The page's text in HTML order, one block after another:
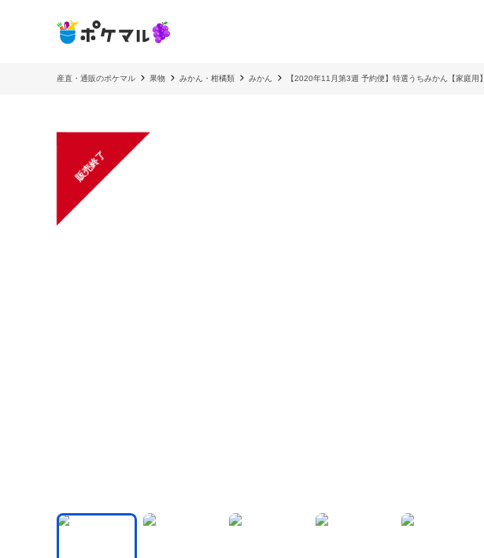
産直・通販のポケマル 果物 みかん・柑橘類 みかん 【2020年11月第3週 予約便】特選うちみかん【家庭用】
販売終了